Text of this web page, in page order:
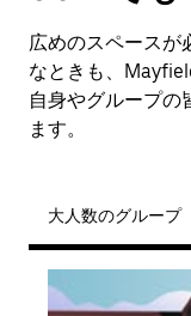
広めのスペースが
なときも、
自身やグループの
ます。
大人数のグループ